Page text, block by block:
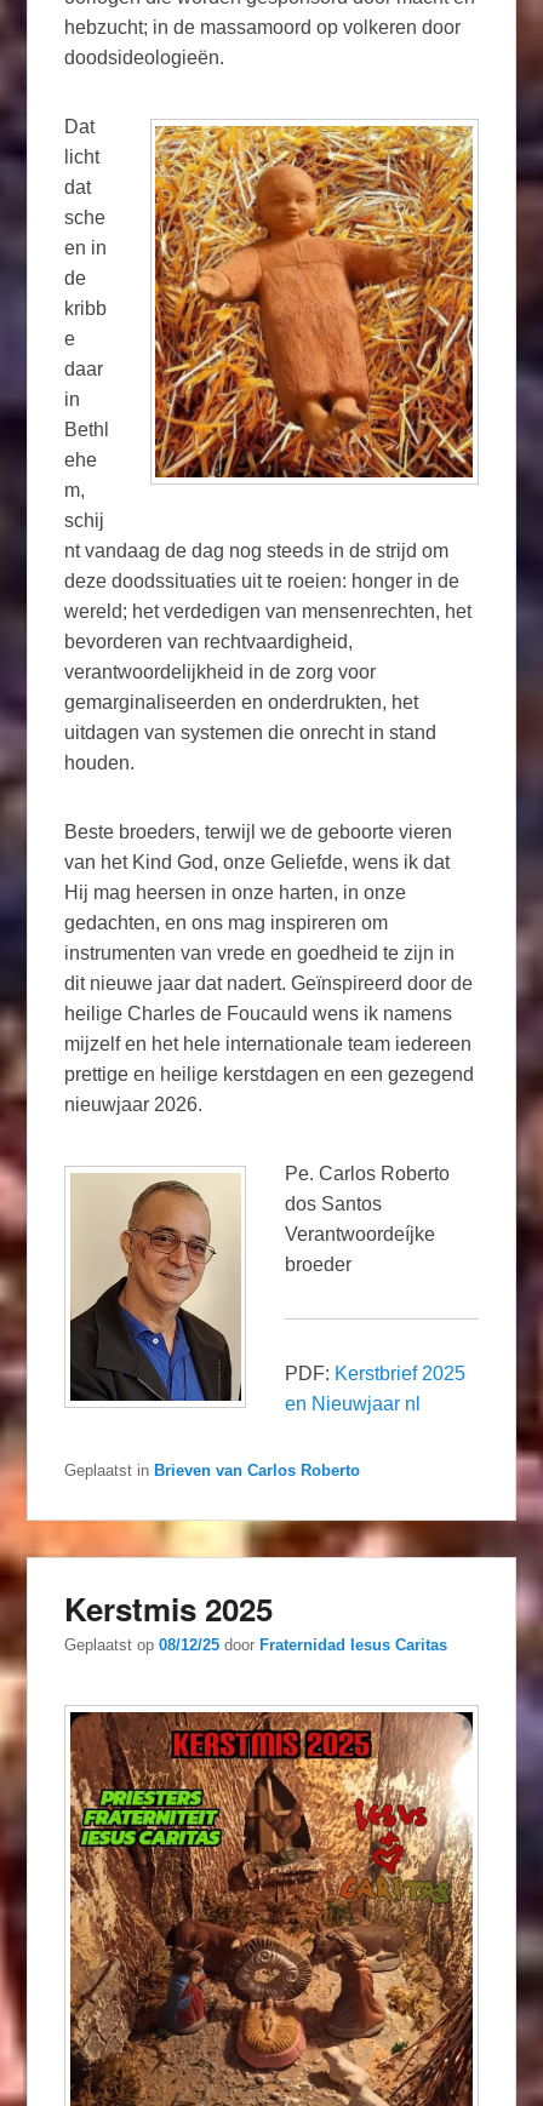
hebzucht; in de massamoord op volkeren door
doodsideologieën.
Dat
licht
dat
sche
en in
de
kribb
e
daar
in
Bethl
ehe
m,
schij
nt vandaag de dag nog steeds in de strijd om
deze doodssituaties uit te roeien: honger in de
wereld; het verdedigen van mensenrechten, het
bevorderen van rechtvaardigheid,
verantwoordelijkheid in de zorg voor
gemarginaliseerden en onderdrukten, het
uitdagen van systemen die onrecht in stand
houden.
Beste broeders, terwijl we de geboorte vieren
van het Kind God, onze Geliefde, wens ik dat
Hij mag heersen in onze harten, in onze
gedachten, en ons mag inspireren om
instrumenten van vrede en goedheid te zijn in
dit nieuwe jaar dat nadert. Geïnspireerd door de
heilige Charles de Foucauld wens ik namens
mijzelf en het hele internationale team iedereen
prettige en heilige kerstdagen en een gezegend
nieuwjaar 2026.
Pe. Carlos Roberto
dos Santos
Verantwoordeíjke
broeder
PDF: Kerstbrief 2025
en Nieuwjaar nl
Geplaatst in Brieven van Carlos Roberto
Kerstmis 2025
Geplaatst op08/12/25 door Fraternidad Iesus Caritas